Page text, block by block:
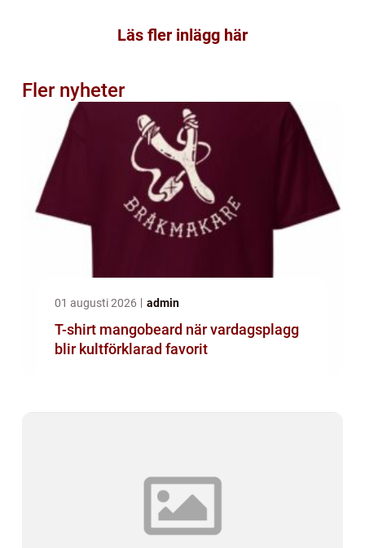
Läs fler inlägg här
Fler nyheter
01 augusti 2026 admin
T-shirt mangobeard när vardagsplagg
blir kultförklarad favorit